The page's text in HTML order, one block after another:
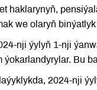
haklarynyň,
we olaryň
nji ýylyň 1-nji
ýokarlandyrylar. Bu
2024-nji